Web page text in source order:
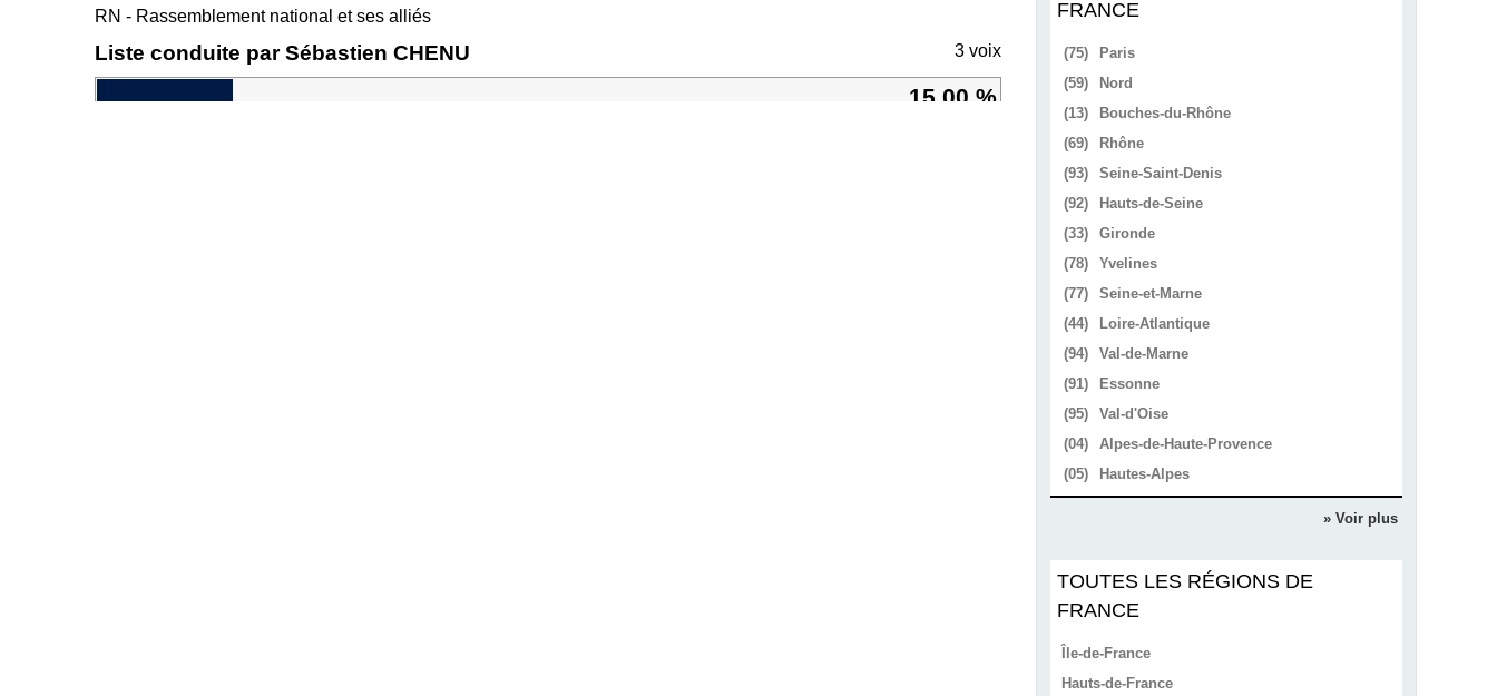
RN - Rassemblement national et ses alliés
Liste conduite par Sébastien CHENU 3 voix
15,00 %
FRANCE
(75)
Paris
(59)
Nord
(13)
Bouches-du-Rhône
(69)
Rhône
(93)
Seine-Saint-Denis
(92)
Hauts-de-Seine
(33)
Gironde
(78)
Yvelines
(77)
Seine-et-Marne
(44)
Loire-Atlantique
(94)
Val-de-Marne
(91)
Essonne
(95)
Val-d'Oise
(04)
Alpes-de-Haute-Provence
(05)
Hautes-Alpes
» Voir plus
TOUTES LES RÉGIONS DE
FRANCE
Île-de-France
Hauts-de-France